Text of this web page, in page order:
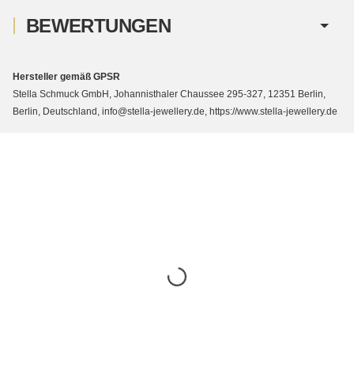
BEWERTUNGEN
Hersteller gemäß GPSR
Stella Schmuck GmbH, Johannisthaler Chaussee 295-327, 12351 Berlin,
Berlin, Deutschland, info@stella-jewellery.de, https://www.stella-jewellery.de